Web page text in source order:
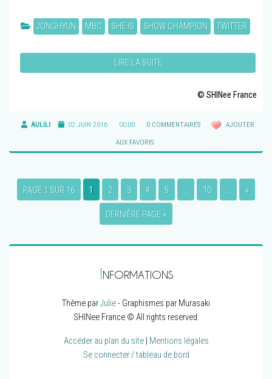
JONGHYUN MBC SHE IS SHOW CHAMPION TWITTER
LIRE LA SUITE
© SHINee France
AULILI 02 JUIN 2016 00:00 0 COMMENTAIRES AJOUTER
AUX FAVORIS
PAGE 1 SUR 16 1 2 3 4 5 … 10 … »
DERNIÈRE PAGE »
NFORMATIONS
Thème parJulie- Graphismes par Murasaki
SHINee France © All rights reserved.
Accéder au plan du site| Mentions légales
Se connecter / tableau de bord